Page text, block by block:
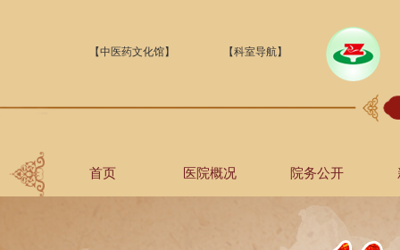
【中医药文化馆】 【科室导航】
首页 医院概况 院务公开